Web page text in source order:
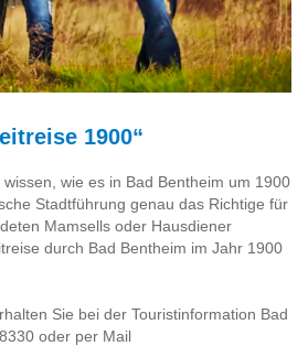
1900“
wie es in Bad Bentheim um 1900
Stadtführung genau das Richtige für
Mamsells oder Hausdiener
durch Bad Bentheim im Jahr 1900
Sie bei der Touristinformation Bad
oder per Mail